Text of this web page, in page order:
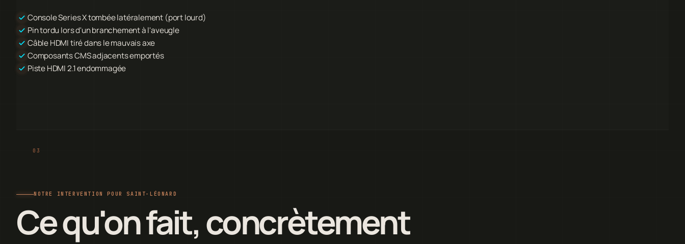
Console Series X tombée latéralement (port lourd)
Pin tordu lors d'un branchement à l'aveugle
Câble HDMI tiré dans le mauvais axe
Composants CMS adjacents emportés
Piste HDMI 2.1 endommagée
NOTRE INTERVENTION POUR SAINT-LÉONARD
Ce qu'on fait, concrètement